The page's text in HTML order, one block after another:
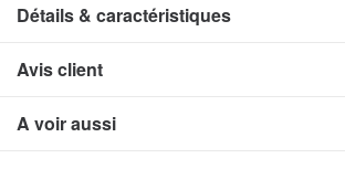
Détails & caractéristiques
Avis client
A voir aussi